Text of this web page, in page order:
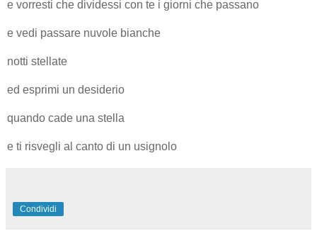
e vorresti che dividessi con te i giorni che passano
e vedi passare nuvole bianche
notti stellate
ed esprimi un desiderio
quando cade una stella
e ti risvegli al canto di un usignolo
Condividi